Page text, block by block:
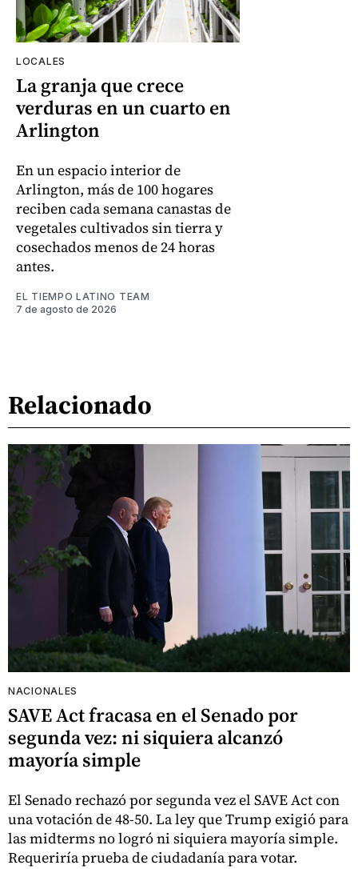
LOCALES
La granja que crece
verduras en un cuarto en
Arlington
En un espacio interior de
Arlington, más de 100 hogares
reciben cada semana canastas de
vegetales cultivados sin tierra y
cosechados menos de 24 horas
antes.
EL TIEMPO LATINO TEAM
7 de agosto de 2026
Relacionado
NACIONALES
SAVE Act fracasa en el Senado por
segunda vez: ni siquiera alcanzó
mayoría simple
El Senado rechazó por segunda vez el SAVE Act con
una votación de 48-50. La ley que Trump exigió para
las midterms no logró ni siquiera mayoría simple.
Requeriría prueba de ciudadanía para votar.